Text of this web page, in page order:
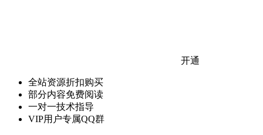
开通
全站资源折扣购买
部分内容免费阅读
一对一技术指导
VIP用户专属QQ群